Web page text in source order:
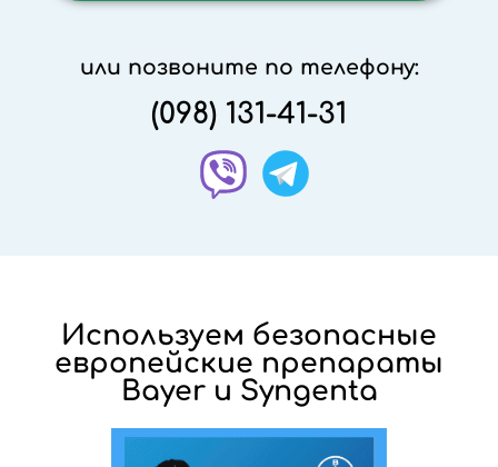
или позвоните по телефону:
(098) 131-41-31
Используем безопасные
европейские препараты
Bayer и Syngenta